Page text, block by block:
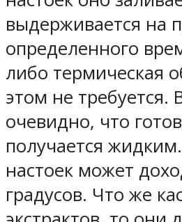
выдерживается на
определенного
либо термическая
этом не требуется.
очевидно, что
получается
настоек может
градусов. Что же